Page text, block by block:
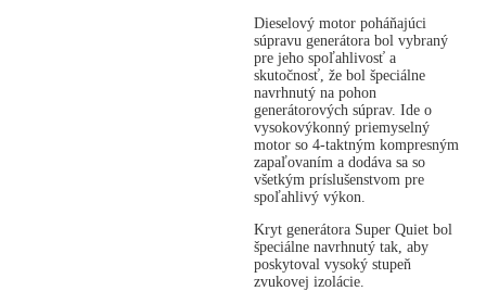
Dieselový motor poháňajúci
súpravu generátora bol vybraný
pre jeho spoľahlivosť a
skutočnosť, že bol špeciálne
navrhnutý na pohon
generátorových súprav. Ide o
vysokovýkonný priemyselný
motor so 4-taktným kompresným
zapaľovaním a dodáva sa so
všetkým príslušenstvom pre
spoľahlivý výkon.
Kryt generátora Super Quiet bol
špeciálne navrhnutý tak, aby
poskytoval vysoký stupeň
zvukovej izolácie.